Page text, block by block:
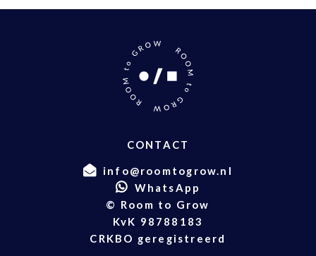
CONTACT
info@roomtogrow.nl
WhatsApp
© Room to Grow
KvK 98788183
CRKBO geregistreerd